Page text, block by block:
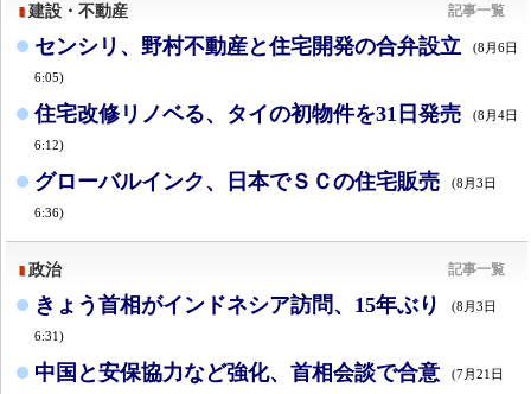
建設・不動産 記事一覧
センシリ、野村不動産と住宅開発の合弁設立 (8月6日
6:05)
住宅改修リノベる、タイの初物件を31日発売 (8月4日
6:12)
グローバルインク、日本でＳＣの住宅販売 (8月3日
6:36)
政治 記事一覧
きょう首相がインドネシア訪問、15年ぶり (8月3日
6:31)
中国と安保協力など強化、首相会談で合意 (7月21日